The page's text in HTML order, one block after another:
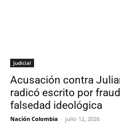
Judicial
Acusación contra
radicó escrito por
falsedad ideológica
Nación Colombia - julio 12, 2026